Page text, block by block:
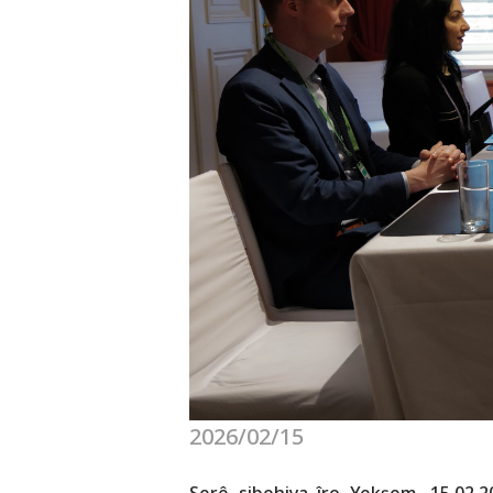
2026/02/15